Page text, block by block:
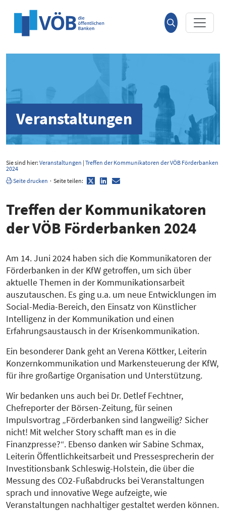
Suche
öffnen
Veranstaltungen
Sie sind hier: Veranstaltungen | Treffen der Kommunikatoren der VÖB Förderbanken
2024
Seite drucken · Seite teilen: TwitterLinkedIn
E-
Mail
Treffen der Kommu­ni­ka­toren
der VÖB Förder­banken 2024
Am 14. Juni 2024 haben sich die Kommunikatoren der
Förderbanken in der KfW getroffen, um sich über
aktuelle Themen in der Kommunikationsarbeit
auszutauschen. Es ging u.a. um neue Entwicklungen im
Social-Media-Bereich, den Einsatz von Künstlicher
Intelligenz in der Kommunikation und einen
Erfahrungsaustausch in der Krisenkommunikation.
Ein besonderer Dank geht an Verena Köttker, Leiterin
Konzernkommunikation und Markensteuerung der KfW,
für ihre großartige Organisation und Unterstützung.
Wir bedanken uns auch bei Dr. Detlef Fechtner,
Chefreporter der Börsen-Zeitung, für seinen
Impulsvortrag „Förderbanken sind langweilig? Sicher
nicht! Mit welcher Story schafft man es in die
Finanzpresse?“. Ebenso danken wir Sabine Schmax,
Leiterin Öffentlichkeitsarbeit und Pressesprecherin der
Investitionsbank Schleswig-Holstein, die über die
Messung des CO2-Fußabdrucks bei Veranstaltungen
sprach und innovative Wege aufzeigte, wie
Veranstaltungen nachhaltiger gestaltet werden können.